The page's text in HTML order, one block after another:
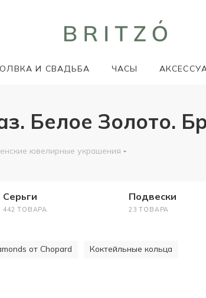
И СВАДЬБА ЧАСЫ
Белое Золото.
ювелирные украшения
Серьги
442 ТОВАРА
Подвески
23 ТОВАРА
от Chopard Коктейльные кольца